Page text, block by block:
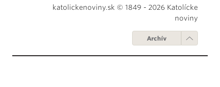
katolickenoviny.sk © 1849 - 2026 Katolícke
noviny
Archív